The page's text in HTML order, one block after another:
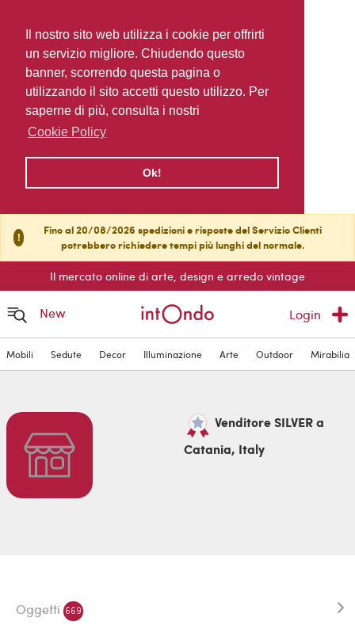
Il nostro sito web utilizza i cookie per offrirti
un servizio migliore. Chiudendo questo
banner, scorrendo questa pagina o
utilizzando il sito accetti questo utilizzo. Per
saperne di più, consulta i nostri
Cookie Policy
Ok!
!
Fino al 20/08/2026 spedizioni e risposte del Servizio Clienti
potrebbero richiedere tempi più lunghi del normale.
Il mercato online di arte, design e arredo vintage
New Login
Mobili Sedute Decor Illuminazione Arte Outdoor Mirabilia
Venditore SILVER a
Catania, Italy
Oggetti 669